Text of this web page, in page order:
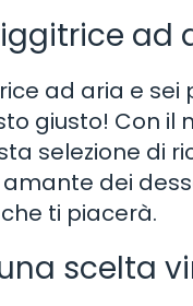
ad
ad aria e
giusto! Con
selezione di
dei
ti piacerà.
scelta